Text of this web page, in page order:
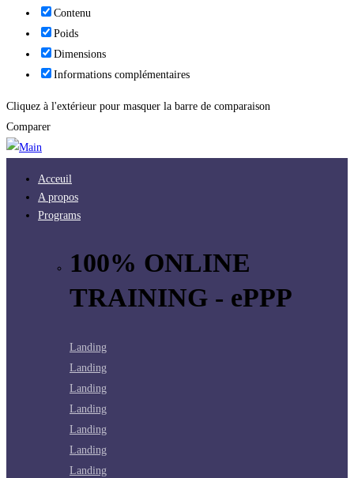
Contenu
Poids
Dimensions
Informations complémentaires
Cliquez à l'extérieur pour masquer la barre de comparaison
Comparer
Acceuil
A propos
Programs
100% ONLINE
TRAINING - ePPP
Landing
Landing
Landing
Landing
Landing
Landing
Landing